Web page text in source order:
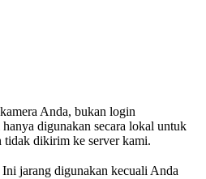
Anda, bukan login
digunakan secara lokal untuk
dikirim ke server kami.
Ini jarang digunakan kecuali Anda